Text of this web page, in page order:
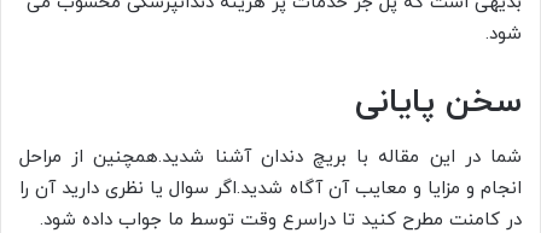
شود.
سخن پایانی
شما در این مقاله با بریچ دندان آشنا شدید.همچنین از مراحل
انجام و مزایا و معایب آن آگاه شدید.اگر سوال یا نظری دارید آن را
در کامنت مطرح کنید تا دراسرع وقت توسط ما جواب داده شود.